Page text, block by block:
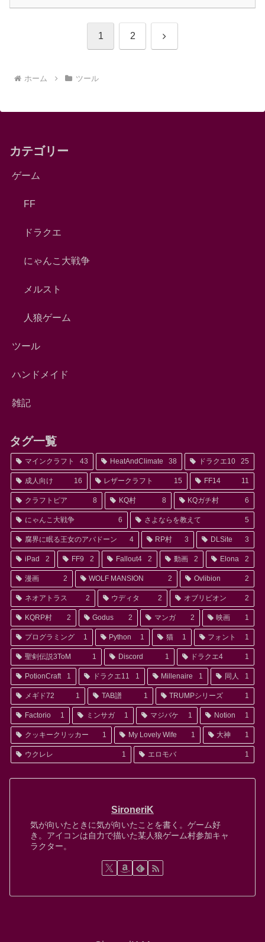
1 2 次
ホーム ツール
カテゴリー
ゲーム
FF
ドラクエ
にゃんこ大戦争
メルスト
人狼ゲーム
ツール
ハンドメイド
雑記
タグ一覧
マインクラフト 43 HeatAndClimate 38 ドラクエ10 25
成人向け 16 レザークラフト 15 FF14 11
クラフトピア 8 KQ村 8 KQガチ村 6
にゃんこ大戦争 6 さよならを教えて 5
腐界に眠る王女のアバドーン 4 RP村 3 DLSite 3
iPad 2 FF9 2 Fallout4 2 動画 2 Elona 2
漫画 2 WOLF MANSION 2 Ovlibion 2
ネオアトラス 2 ウディタ 2 オブリビオン 2
KQRP村 2 Godus 2 マンガ 2 映画 1
プログラミング 1 Python 1 猫 1 フォント 1
聖剣伝説3ToM 1 Discord 1 ドラクエ4 1
PotionCraft 1 ドラクエ11 1 Millenaire 1 同人 1
メギド72 1 TAB譜 1 TRUMPシリーズ 1
Factorio 1 ミンサガ 1 マジバケ 1 Notion 1
クッキークリッカー 1 My Lovely Wife 1 大神 1
ウクレレ 1 エロモバ 1
SironeriK
気が向いたときに気が向いたことを書く。ゲーム好
き。アイコンは自力で描いた某人狼ゲーム村参加キャ
ラクター。